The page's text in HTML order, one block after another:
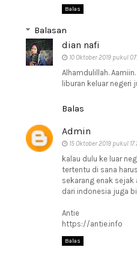
Balas
Balasan
dian nafi
10 Oktober 2019 pukul
Alhamdulillah.
liburan keluar negeri
Balas
Admin
15 Oktober 2019 pukul
kalau dulu ke luar
tertentu di sana
sekarang enak sejak
dari indonesia juga
Antie
https://antie.info
Balas